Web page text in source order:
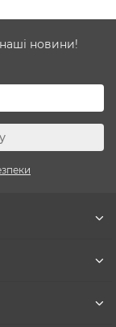
новини!